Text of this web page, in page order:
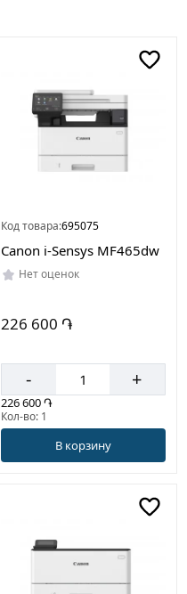
Код товара:695075
Canon i-Sensys MF465dw
Нет оценок
226 600 ֏
- +
226 600 ֏
Кол-во: 1
В корзину